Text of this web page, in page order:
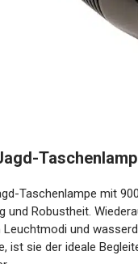
und Robustheit.
Leuchtmodi und
ist sie der ideale